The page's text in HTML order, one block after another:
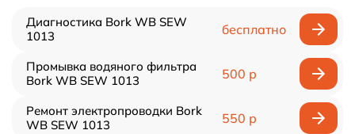
Диагностика Bork WB SEW
1013
бесплатно
Промывка водяного фильтра
Bork WB SEW 1013
500 р
Ремонт электропроводки Bork
WB SEW 1013
550 р